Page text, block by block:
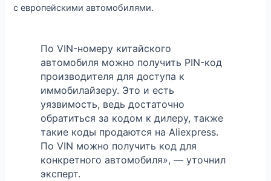
с европейскими автомобилями.
По VIN-номеру китайского
автомобиля можно получить PIN-код
производителя для доступа к
иммобилайзеру. Это и есть
уязвимость, ведь достаточно
обратиться за кодом к дилеру, также
такие коды продаются на Aliexpress.
По VIN можно получить код для
конкретного автомобиля», — уточнил
эксперт.